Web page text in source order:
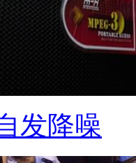
时候
上了
发降噪